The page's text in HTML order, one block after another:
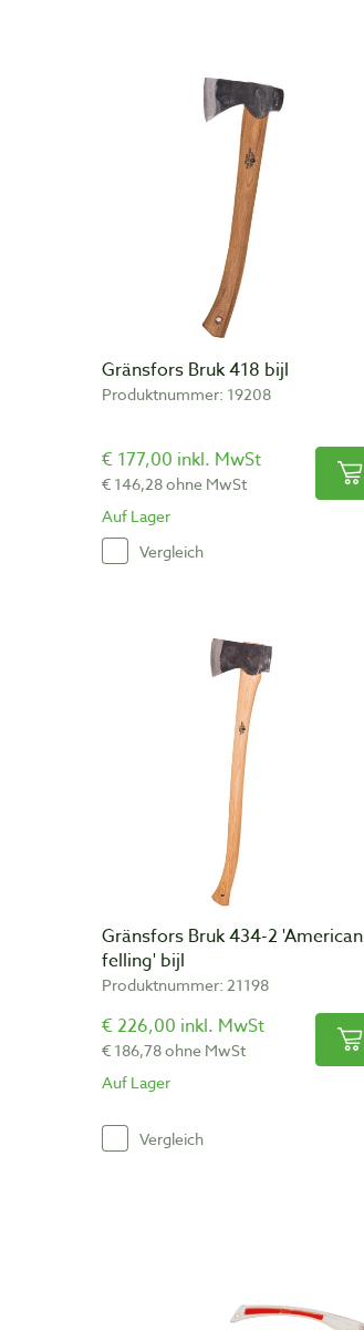
Gränsfors Bruk 418 bijl
Produktnummer: 19208
€ 177,00 inkl. MwSt
€ 146,28 ohne MwSt
Auf Lager
Vergleich
Gränsfors Bruk 434-2 'American
felling' bijl
Produktnummer: 21198
€ 226,00 inkl. MwSt
€ 186,78 ohne MwSt
Auf Lager
Vergleich